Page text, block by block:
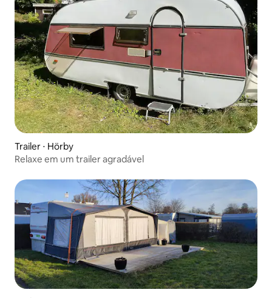
Trailer ⋅ Hörby
Relaxe em um trailer agradável